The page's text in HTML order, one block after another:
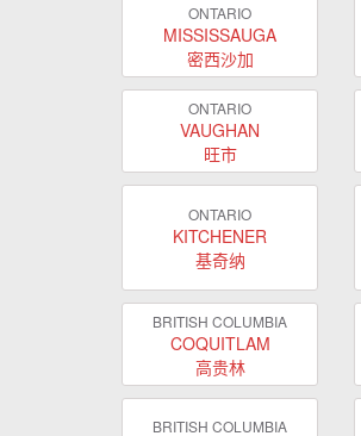
ONTARIO
MISSISSAUGA
密西沙加
ONTARIO
VAUGHAN
旺市
ONTARIO
KITCHENER
基奇纳
BRITISH COLUMBIA
COQUITLAM
高贵林
BRITISH COLUMBIA